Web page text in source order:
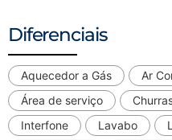
Diferenciais
Aquecedor a Gás
Ar
Área de serviço
Interfone
Lavabo